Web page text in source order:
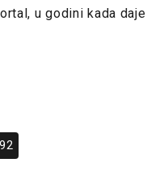
u godini kada daje